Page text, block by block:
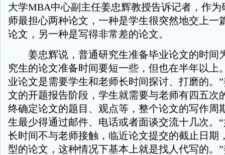
大学MBA中心副主任姜忠辉教授告诉记者，作为
师最担心两种论文，一种是学生很突然地交上一
论文，另一种是写得非常差的论文。
姜忠辉说，普通研究生准备毕业论文的时间
究生的论文准备时间要短一些，但也在半年以上
业论文是需要学生和老师长时间探讨、打磨的。
文的开题报告阶段，学生就需要与老师有四五次
终确定论文的题目、观点等，整个论文的写作周
生最少得通过邮件、电话或者面谈交流十几次。
长时间不与老师接触，临近论文提交的截止日期
型的论文，这种情况下基本上就是找人代写的。